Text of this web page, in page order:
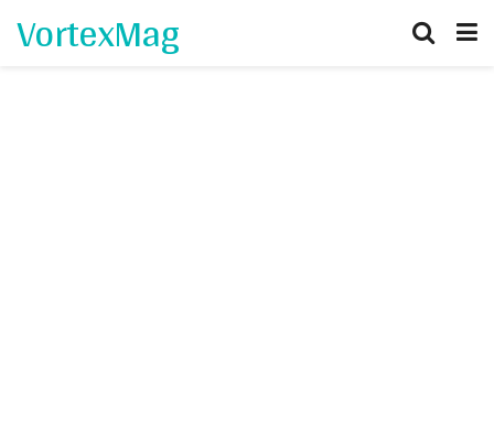
VortexMag